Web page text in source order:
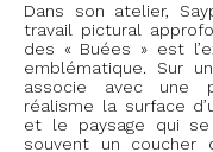
Dans son atelier,
travail pictural
des « Buées » est
emblématique. Sur
associe avec une
réalisme la surface
et le paysage qui se
souvent un coucher